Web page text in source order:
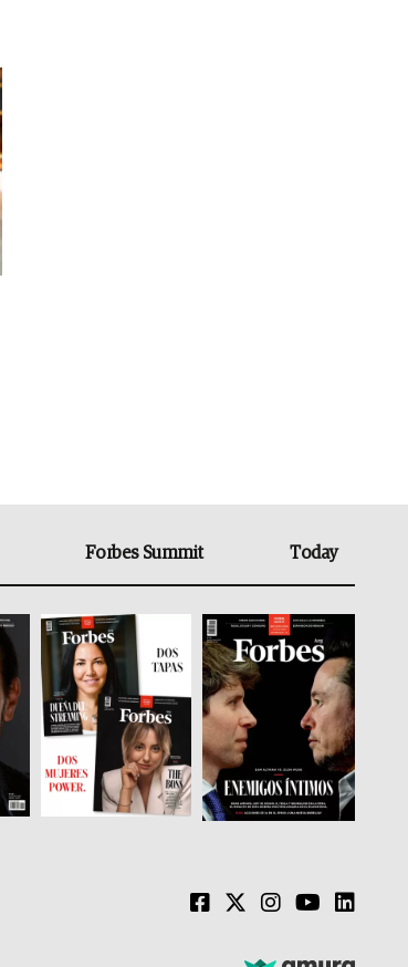
Forbes Summit Today